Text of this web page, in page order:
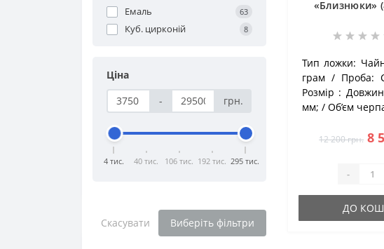
Емаль 63
Куб. цирконій 8
Ціна
-
грн.
4 тис. 40 тис. 106 тис. 192 тис. 295 тис.
Скасувати Виберіть фільтри
«Близнюки»
Тип ложки:
грам
Проба:
Розмір :
мм;
Об’єм
12 200 грн. 8
-
ДО